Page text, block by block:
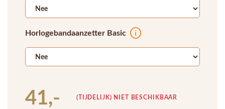
Horlogebandaanzetter Basic
41,- (TIJDELIJK) NIET BESCHIKBAAR